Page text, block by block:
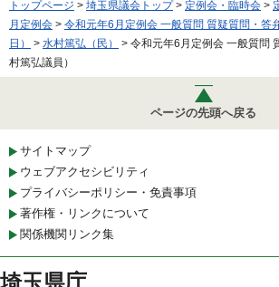
トップページ > 埼玉県議会トップ> 定例会・臨時会 >
月定例会 > 令和元年6月定例会 一般質問 質疑質問・答
日）
> 水村篤弘（民）
> 令和元年6月定例会 一般質問
村篤弘議員）
ページの先頭へ戻る
サイトマップ
ウェブアクセシビリティ
プライバシーポリシー・免責事項
著作権・リンクについて
関係機関リンク集
埼玉県庁